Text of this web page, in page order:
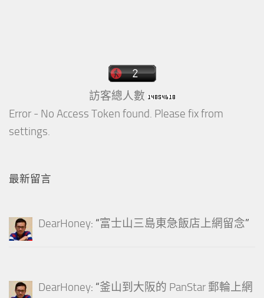
訪客總人數
Error - No Access Token found. Please fix from
settings.
最新留言
DearHoney: “富士山三島東急飯店上網留念”
DearHoney: “釜山到大阪的 PanStar 郵輪上網